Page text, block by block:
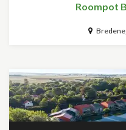
Roompot